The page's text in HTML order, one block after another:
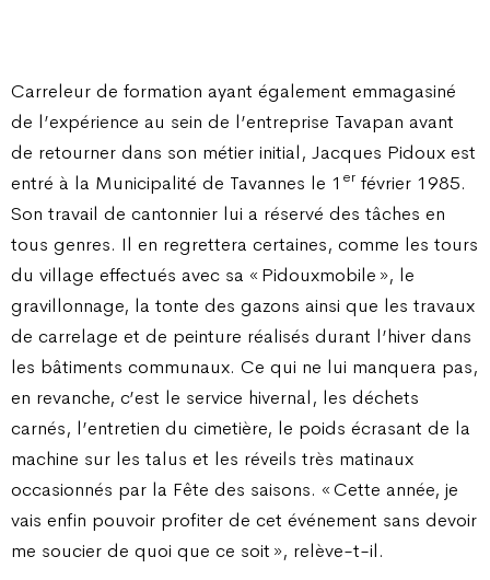
Carreleur de formation ayant également emmagasiné
de l’expérience au sein de l’entreprise Tavapan avant
de retourner dans son métier initial, Jacques Pidoux est
entré à la Municipalité de Tavannes le 1 er février 1985.
Son travail de cantonnier lui a réservé des tâches en
tous genres. Il en regrettera certaines, comme les tours
du village effectués avec sa « Pidouxmobile », le
gravillonnage, la tonte des gazons ainsi que les travaux
de carrelage et de peinture réalisés durant l’hiver dans
les bâtiments communaux. Ce qui ne lui manquera pas,
en revanche, c’est le service hivernal, les déchets
carnés, l’entretien du cimetière, le poids écrasant de la
machine sur les talus et les réveils très matinaux
occasionnés par la Fête des saisons. « Cette année, je
vais enfin pouvoir profiter de cet événement sans devoir
me soucier de quoi que ce soit », relève-t-il.